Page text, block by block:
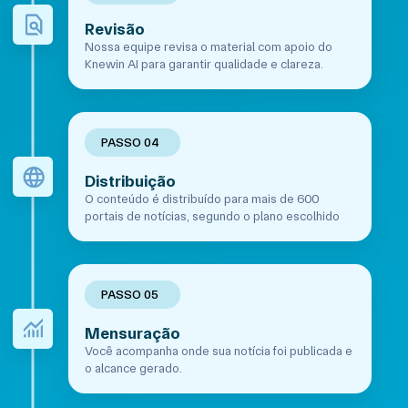
Revisão
Nossa equipe revisa o material com apoio do
Knewin AI para garantir qualidade e clareza.
PASSO 04
Distribuição
O conteúdo é distribuído para mais de 600
portais de notícias, segundo o plano escolhido
PASSO 05
Mensuração
Você acompanha onde sua notícia foi publicada e
o alcance gerado.